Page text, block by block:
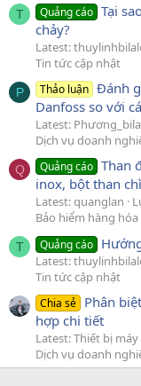
T Quảng cáo Tại
chảy?
Latest:
Tin tức cập nhật
P Thảo luận Đánh
Danfoss so với
Latest:
Dịch vụ doanh
Q Quảng cáo Than
inox, bột than
Latest: quanglan
Bảo hiểm hàng hóa
T Quảng cáo
Latest:
Tin tức cập nhật
Chia sẻ Phân
hợp chi tiết
Latest: Thiết bị máy
Dịch vụ doanh